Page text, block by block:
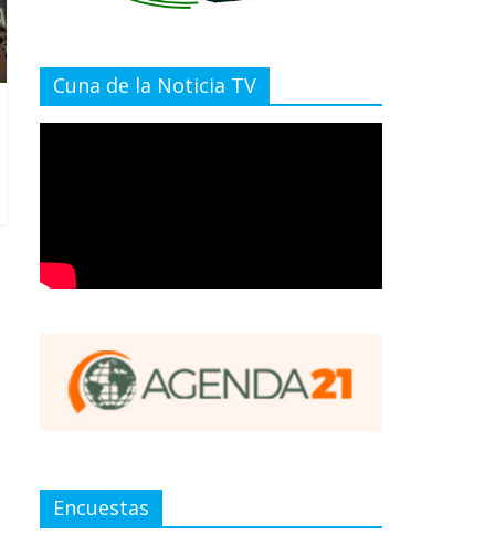
Cuna de la Noticia TV
Encuestas